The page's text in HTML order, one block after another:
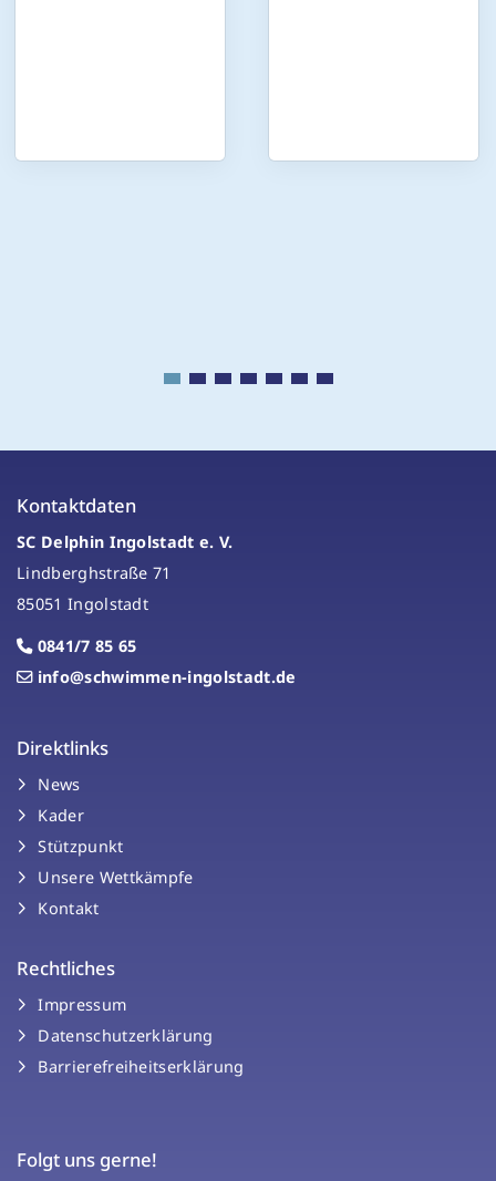
Kontaktdaten
SC Delphin Ingolstadt e. V.
Lindberghstraße 71
85051 Ingolstadt
0841/7 85 65
info@schwimmen-ingolstadt.de
Direktlinks
News
Kader
Stützpunkt
Unsere Wettkämpfe
Kontakt
Rechtliches
Impressum
Datenschutzerklärung
Barrierefreiheitserklärung
Folgt uns gerne!